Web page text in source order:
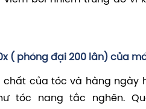
( phóng đại 200 lần) của
chất của tóc và hàng ngày
tóc nang tắc nghẽn.